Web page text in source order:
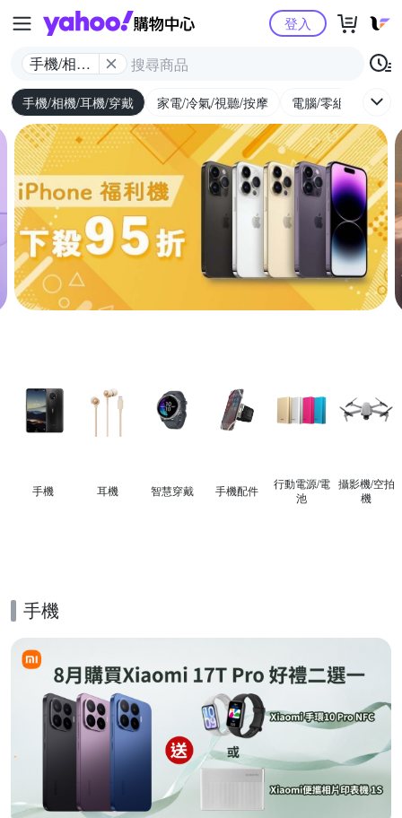
Yahoo購物中心
手機/相機/
耳機/穿戴
登入
手機/相機/耳機/穿戴 家電/冷氣/視聽/按摩 電腦/零組件/週邊/
手機 耳機 智慧穿戴 手機配件
行動電源/電
池
攝影機/空拍
機
手機